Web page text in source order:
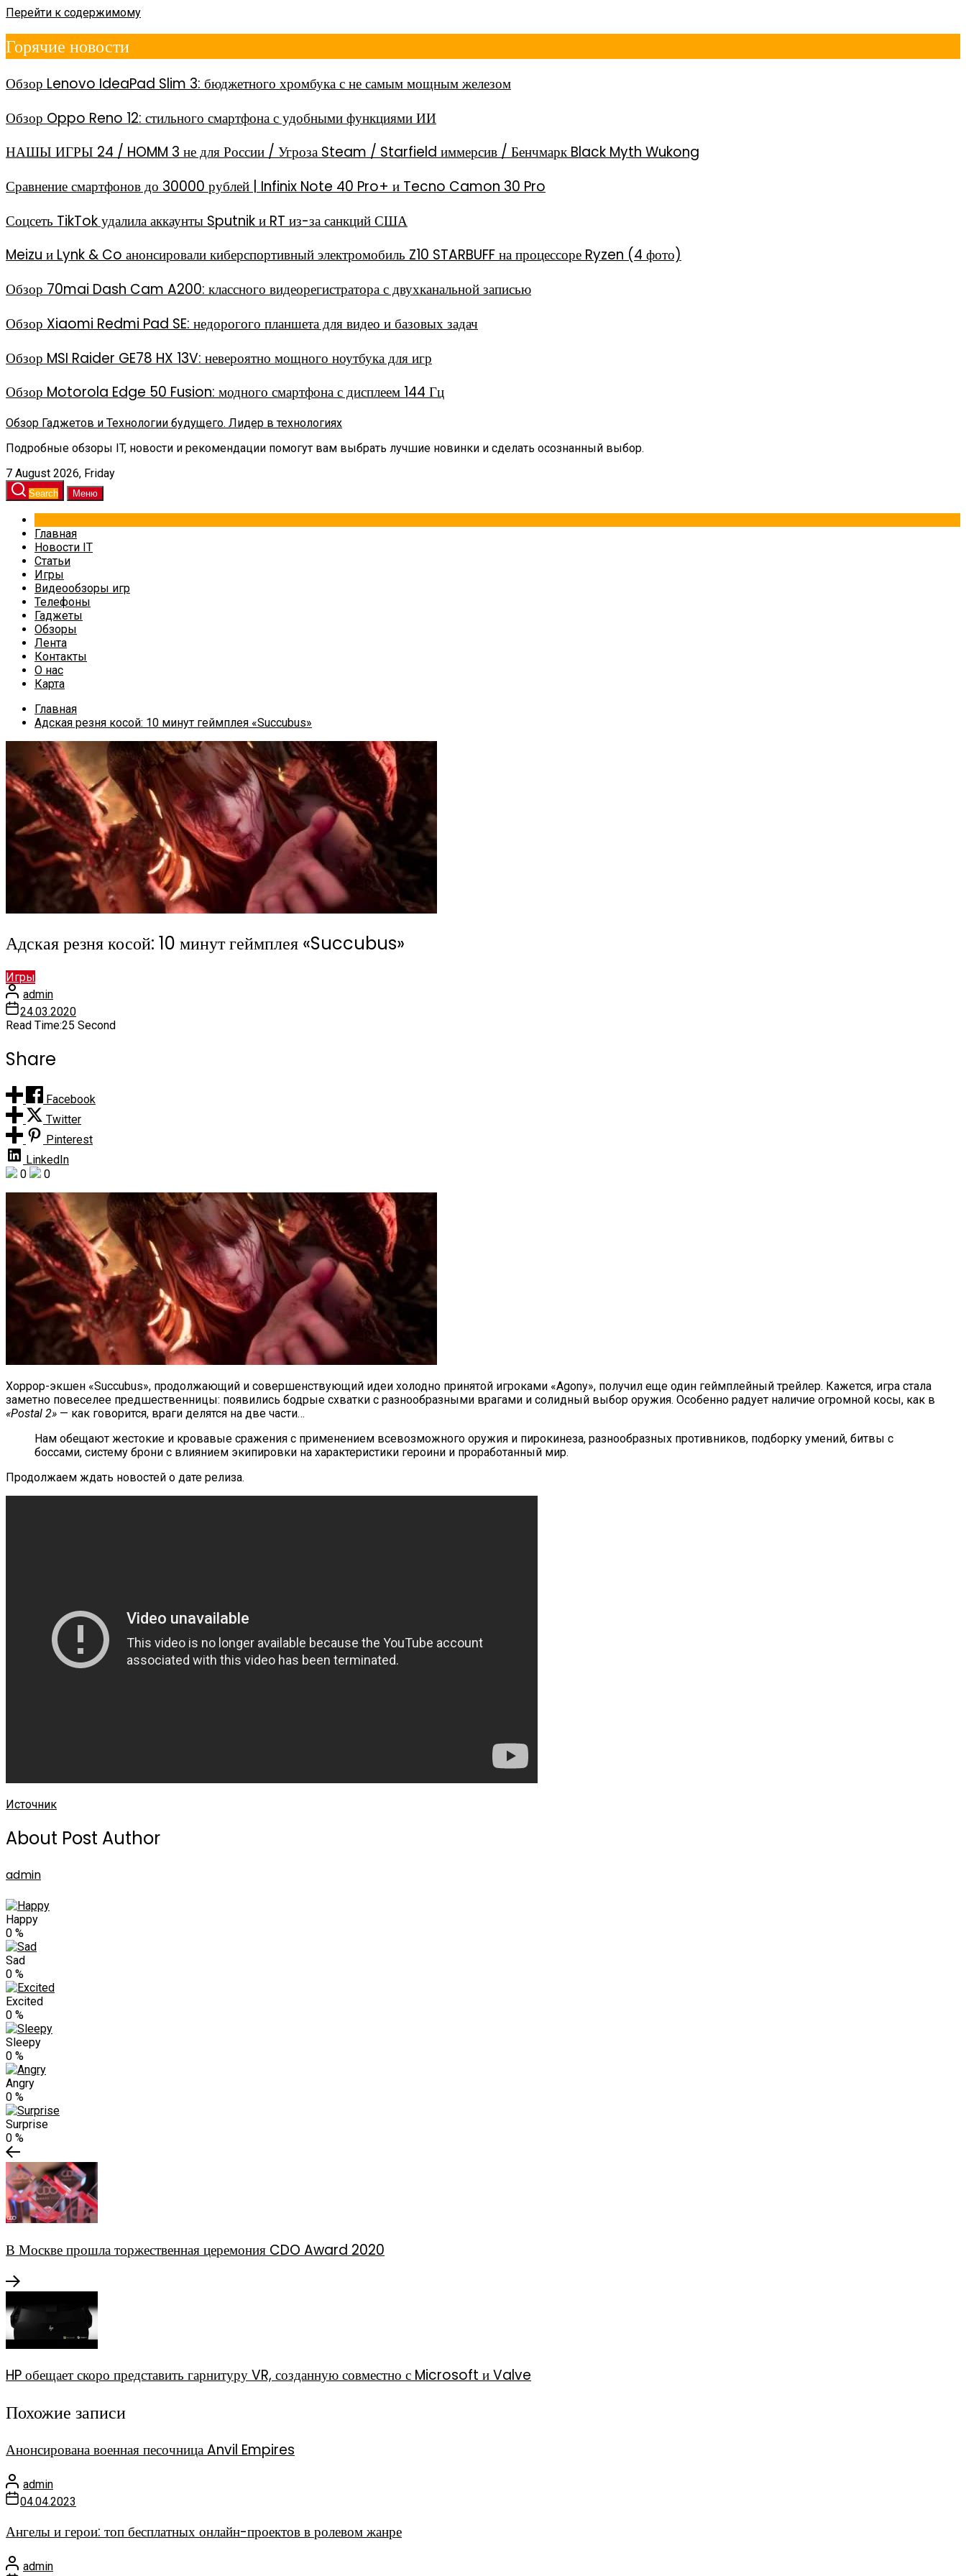
Перейти к содержимому
Горячие новости
Обзор Lenovo IdeaPad Slim 3: бюджетного хромбука с не самым мощным железом
Обзор Oppo Reno 12: стильного смартфона с удобными функциями ИИ
НАШЫ ИГРЫ 24 / HOMM 3 не для России / Угроза Steam / Starfield иммерсив / Бенчмарк Black Myth Wukong
Сравнение смартфонов до 30000 рублей | Infinix Note 40 Pro+ и Tecno Camon 30 Pro
Соцсеть TikTok удалила аккаунты Sputnik и RT из-за санкций США
Meizu и Lynk & Co анонсировали киберспортивный электромобиль Z10 STARBUFF на процессоре Ryzen (4 фото)
Обзор 70mai Dash Cam A200: классного видеорегистратора с двухканальной записью
Обзор Xiaomi Redmi Pad SE: недорогого планшета для видео и базовых задач
Обзор MSI Raider GE78 HX 13V: невероятно мощного ноутбука для игр
Обзор Motorola Edge 50 Fusion: модного смартфона с дисплеем 144 Гц
Обзор Гаджетов и Технологии будущего. Лидер в технологиях
Подробные обзоры IT, новости и рекомендации помогут вам выбрать лучшие новинки и сделать осознанный выбор.
7 August 2026, Friday
Search Меню
Главная
Новости IT
Статьи
Игры
Видеообзоры игр
Телефоны
Гаджеты
Обзоры
Лента
Контакты
О нас
Карта
Главная
Адская резня косой: 10 минут геймплея «Succubus»
Адская резня косой: 10 минут геймплея «Succubus»
Игры
admin
24.03.2020
Read Time:25 Second
Share
Facebook
Twitter
Pinterest
LinkedIn
0
0
Хоррор-экшен «Succubus», продолжающий и совершенствующий идеи холодно принятой игроками «Agony», получил еще один геймплейный трейлер. Кажется, игра стала
заметно повеселее предшественницы: появились бодрые схватки с разнообразными врагами и солидный выбор оружия. Особенно радует наличие огромной косы, как в
«Postal 2» — как говорится, враги делятся на две части…
Нам обещают жестокие и кровавые сражения с применением всевозможного оружия и пирокинеза, разнообразных противников, подборку умений, битвы с
боссами, систему брони с влиянием экипировки на характеристики героини и проработанный мир.
Продолжаем ждать новостей о дате релиза.
Источник
About Post Author
admin
Happy
0 %
Sad
0 %
Excited
0 %
Sleepy
0 %
Angry
0 %
Surprise
0 %
В Москве прошла торжественная церемония CDO Award 2020
HP обещает скоро представить гарнитуру VR, созданную совместно с Microsoft и Valve
Похожие записи
Анонсирована военная песочница Anvil Empires
admin
04.04.2023
Ангелы и герои: топ бесплатных онлайн-проектов в ролевом жанре
admin